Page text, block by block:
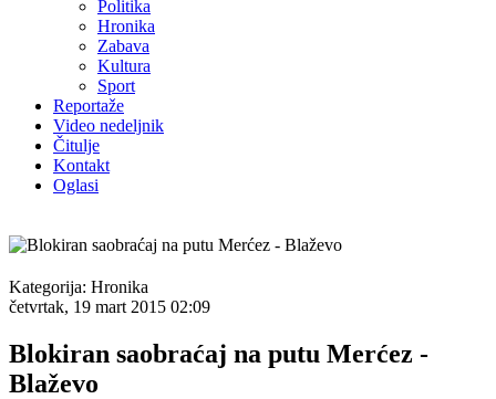
Politika
Hronika
Zabava
Kultura
Sport
Reportaže
Video nedeljnik
Čitulje
Kontakt
Oglasi
Kategorija: Hronika
četvrtak, 19 mart 2015 02:09
Blokiran saobraćaj na putu Merćez -
Blaževo